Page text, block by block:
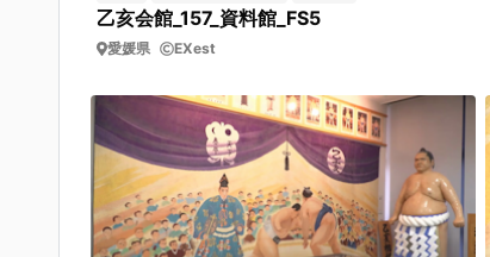
乙亥会館_157_資料館_FS5
愛媛県 EXest